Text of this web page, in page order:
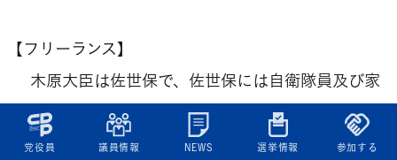
党役員 議員情報 NEWS 選挙情報 参加する
【フリーランス】
木原大臣は佐世保で、佐世保には自衛隊員及び家
族がいっぱいいる、そのために報いるんだというこ
とで、明らかにこれは自衛隊及び家族に向けた票の